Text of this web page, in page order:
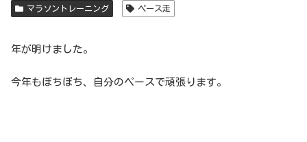
マラソントレーニング ペース走
年が明けました。
今年もぼちぼち、自分のペースで頑張ります。